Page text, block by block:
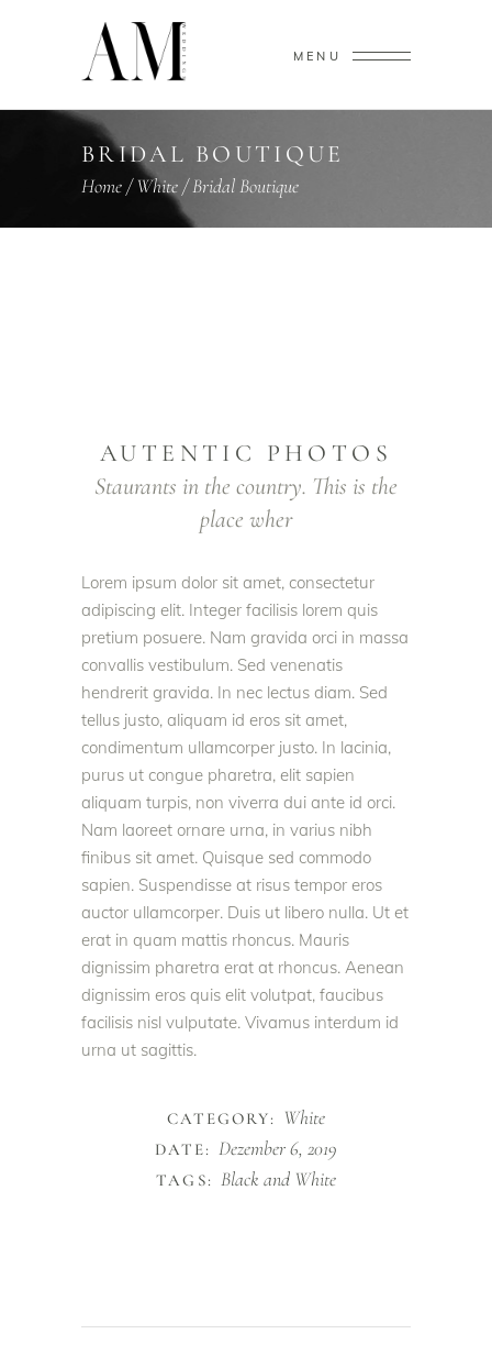
MENU
BRIDAL BOUTIQUE
Home/White/Bridal Boutique
AUTENTIC PHOTOS
Staurants in the country. This is the
place wher
Lorem ipsum dolor sit amet, consectetur
adipiscing elit. Integer facilisis lorem quis
pretium posuere. Nam gravida orci in massa
convallis vestibulum. Sed venenatis
hendrerit gravida. In nec lectus diam. Sed
tellus justo, aliquam id eros sit amet,
condimentum ullamcorper justo. In lacinia,
purus ut congue pharetra, elit sapien
aliquam turpis, non viverra dui ante id orci.
Nam laoreet ornare urna, in varius nibh
finibus sit amet. Quisque sed commodo
sapien. Suspendisse at risus tempor eros
auctor ullamcorper. Duis ut libero nulla. Ut et
erat in quam mattis rhoncus. Mauris
dignissim pharetra erat at rhoncus. Aenean
dignissim eros quis elit volutpat, faucibus
facilisis nisl vulputate. Vivamus interdum id
urna ut sagittis.
CATEGORY: White
DATE: Dezember 6, 2019
TAGS: Black and White